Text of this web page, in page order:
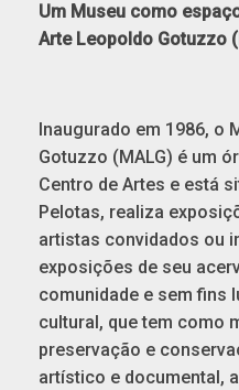
Um Museu como
Arte Leopoldo Gotuzzo
Inaugurado em 1986, o
Gotuzzo (MALG) é um
Centro de Artes e está
Pelotas, realiza
artistas convidados ou
exposições de seu
comunidade e sem fins
cultural, que tem como
preservação e
artístico e documental,